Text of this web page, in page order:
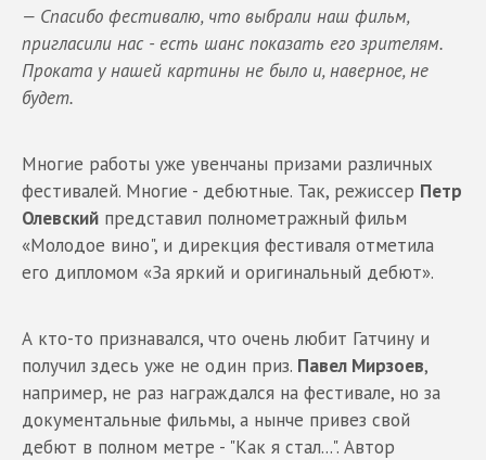
— Спасибо фестивалю, что выбрали наш фильм,
пригласили нас - есть шанс показать его зрителям.
Проката у нашей картины не было и, наверное, не
будет.
Многие работы уже увенчаны призами различных
фестивалей. Многие - дебютные. Так, режиссер Петр
Олевский представил полнометражный фильм
«Молодое вино", и дирекция фестиваля отметила
его дипломом «За яркий и оригинальный дебют».
А кто-то признавался, что очень любит Гатчину и
получил здесь уже не один приз. Павел Мирзоев,
например, не раз награждался на фестивале, но за
документальные фильмы, а нынче привез свой
дебют в полном метре - "Как я стал...". Автор